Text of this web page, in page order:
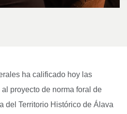
ha calificado hoy las
proyecto de norma foral de
del Territorio Histórico de Álava